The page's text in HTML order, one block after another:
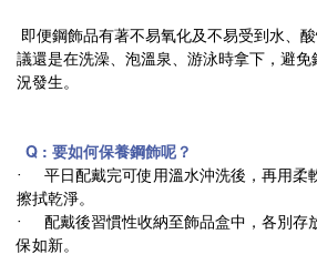
即便鋼飾品有著不易氧化及不易受到水、
議還是在洗澡、泡溫泉、游泳時拿下，避
況發生。
Q : 要如何保養鋼飾呢？
‧ 平日配戴完可使用溫水沖洗後，再用柔
擦拭乾淨。
‧ 配戴後習慣性收納至飾品盒中，各別存
保如新。